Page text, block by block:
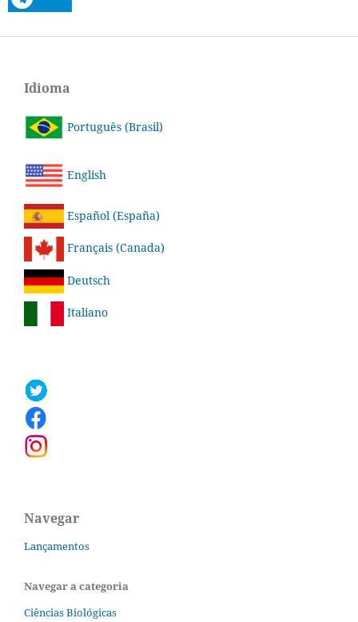
Idioma
Português (Brasil)
English
Español (España)
Français (Canada)
Deutsch
Italiano
Navegar
Lançamentos
Navegar a categoria
Ciências Biológicas